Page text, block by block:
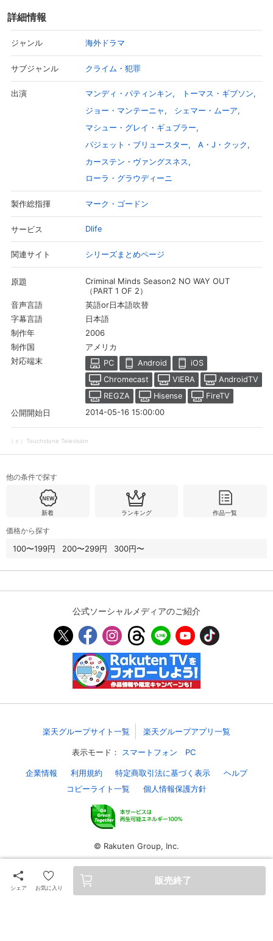
会員情報
会員情報変更
決済方法の変更が可能です。
Myクーポン
購入履歴
レンタル、購入、定額見放題の購入履歴の
確認が可能です。こちらから視聴いただく
お気に入りに登録した作品を確認できま
能です。
の削除も可能です。
サイト内で表示される作品の表示制限が可
す。
スマホなどでRakuten TVを視聴する際のデ
パスコード設定
視聴年齢制限の変更時にパスコード入力が
求められるのでお子さまがいても安心で
メルマガ
メルマガの配信停止、配信先のメールアド
レスの変更が可能です。
定額見放題コンテンツの解約はこちらから
ログアウト
詳細情報
ジャンル 海外ドラマ
サブジャンル クライム・犯罪
出演 マンディ・パティンキン
トーマス・ギブソン
ジョー・マンテーニャ
シェマー・ムーア
マシュー・グレイ・ギュブラー
パジェット・ブリュースター
A・J・クック
カーステン・ヴァングスネス
ローラ・グラウディーニ
製作総指揮 マーク・ゴードン
サービス Dlife
関連サイト シリーズまとめページ
原題
Criminal Minds Season2 NO WAY OUT
（PART 1 OF 2）
音声言語 英語or日本語吹替
字幕言語 日本語
制作年 2006
制作国 アメリカ
対応端末 PC Android
iOS
Chromecast
VIERA
AndroidTV
REGZA
Hisense
FireTV
公開開始日
2014-05-16 15:00:00
（ｃ）Touchstone Television
シェア お気に入り
販売終了
他の条件で探す
新着 ランキング 作品一覧
価格から探す
100〜199円 200〜299円 300円〜
公式ソーシャルメディアのご紹介
楽天グループサイト一覧 楽天グループアプリ一覧
表示モード： スマートフォン PC
企業情報 利用規約 特定商取引法に基づく表示
ヘルプ
コピーライト一覧
個人情報保護方針
© Rakuten Group, Inc.